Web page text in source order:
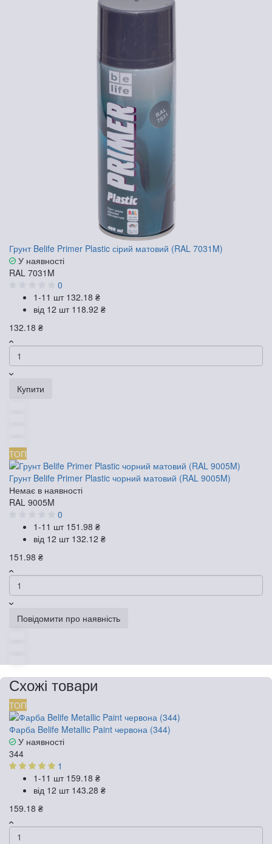
Грунт Belife Primer Plastic сірий матовий (RAL 7031M)
У наявності
RAL 7031M
0
1-11 шт 132.18 ₴
від 12 шт 118.92 ₴
132.18 ₴
Купити
ТОП
Грунт Belife Primer Plastic чорний матовий (RAL 9005M)
Немає в наявності
RAL 9005M
0
1-11 шт 151.98 ₴
від 12 шт 132.12 ₴
151.98 ₴
Повідомити про наявність
Схожі товари
ТОП
Фарба Belife Metallic Paint червона (344)
У наявності
344
1
1-11 шт 159.18 ₴
від 12 шт 143.28 ₴
159.18 ₴